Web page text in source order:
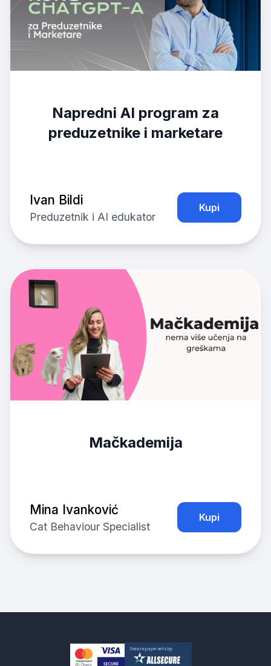
Napredni AI program za
preduzetnike i marketare
Ivan Bildi
Preduzetnik i AI edukator
Kupi
Mačkademija
Mina Ivanković
Cat Behaviour Specialist
Kupi